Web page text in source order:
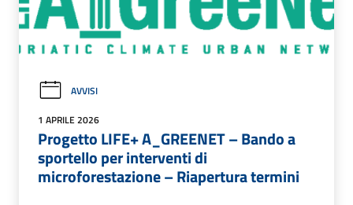
AVVISI
1 APRILE 2026
Progetto LIFE+ A_GREENET – Bando a
sportello per interventi di
microforestazione – Riapertura termini